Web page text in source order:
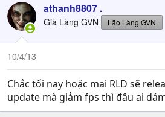
athanh8807 .
Già Làng GVN Lão Làng GVN
10/4/13
Chắc tối nay hoặc mai RLD sẽ
update mà giảm fps thì đâu ai